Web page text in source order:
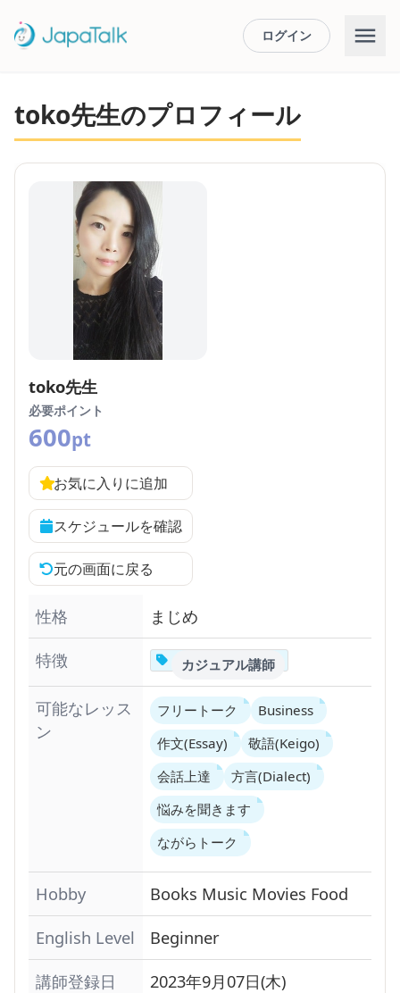
ログイン
toko先生のプロフィール
toko先生
必要ポイント
600pt
お気に入りに追加
スケジュールを確認
元の画面に戻る
性格
まじめ
特徴
カジュアル講師
可能なレッス
ン
フリートーク
Business
作文(Essay)
敬語(Keigo)
会話上達
方言(Dialect)
悩みを聞きます
ながらトーク
Hobby Books Music Movies Food
English Level
Beginner
講師登録日
2023年9月07日(木)